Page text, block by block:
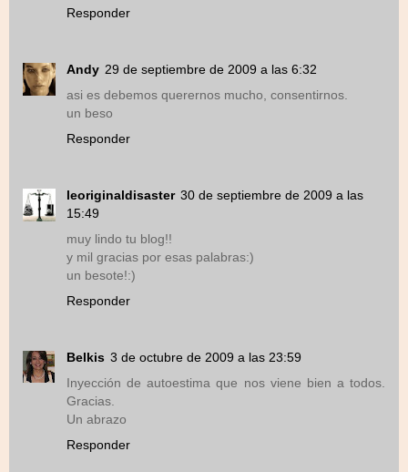
Responder
Andy 29 de septiembre de 2009 a las 6:32
asi es debemos querernos mucho, consentirnos.
un beso
Responder
leoriginaldisaster 30 de septiembre de 2009 a las
15:49
muy lindo tu blog!!
y mil gracias por esas palabras:)
un besote!:)
Responder
Belkis 3 de octubre de 2009 a las 23:59
Inyección de autoestima que nos viene bien a todos.
Gracias.
Un abrazo
Responder